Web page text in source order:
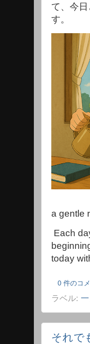
て、今
す。
a gentle
Each
today
0 件のコ
ラベル:
それで